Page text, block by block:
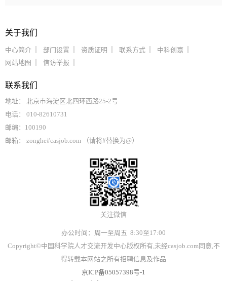
关于我们
中心简介 部门设置 资质证明 联系方式
中科创嘉
网站地图
信访举报
联系我们
地址： 北京市海淀区北四环西路25-2号
电话： 010-82610731
邮编：100190
邮箱： zonghe#casjob.com （请将#替换为@）
关注微信
办公时间：周一至周五 8:30至17:00
Copyright©中国科学院人才交流开发中心版权所有,未经casjob.com同意,不
得转载本网站之所有招聘信息及作品
京ICP备05057398号-1